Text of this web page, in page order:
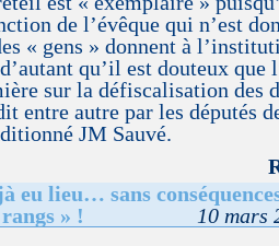
de l’évêque qui n’est
« gens » donnent à
qu’il est douteux que
sur la défiscalisation des
entre autre par les députés
JM Sauvé.
eu lieu… sans
» !
10 mars